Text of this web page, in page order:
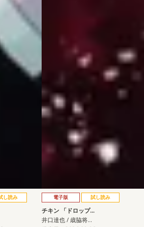
し読み 電子版 試し読み
チキン 「ドロップ…
井口達也 / 歳脇将…